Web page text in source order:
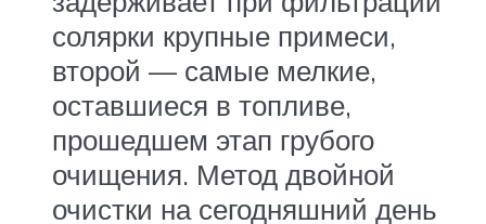
солярки крупные примеси,
второй — самые мелкие,
оставшиеся в топливе,
прошедшем этап грубого
очищения. Метод двойной
очистки на сегодняшний день